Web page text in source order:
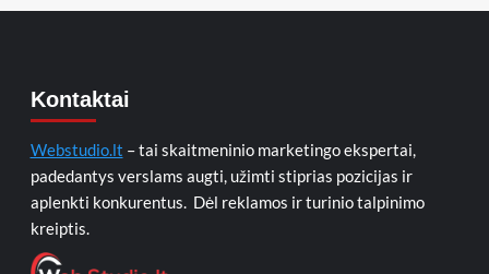
Kontaktai
Webstudio.lt – tai skaitmeninio marketingo ekspertai,
padedantys verslams augti, užimti stiprias pozicijas ir
aplenkti konkurentus. Dėl reklamos ir turinio talpinimo
kreiptis.